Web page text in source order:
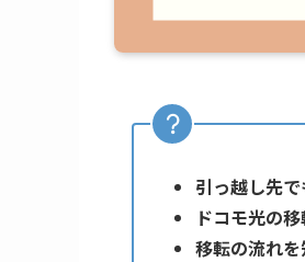
引っ越し先
ドコモ光の
移転の流れ